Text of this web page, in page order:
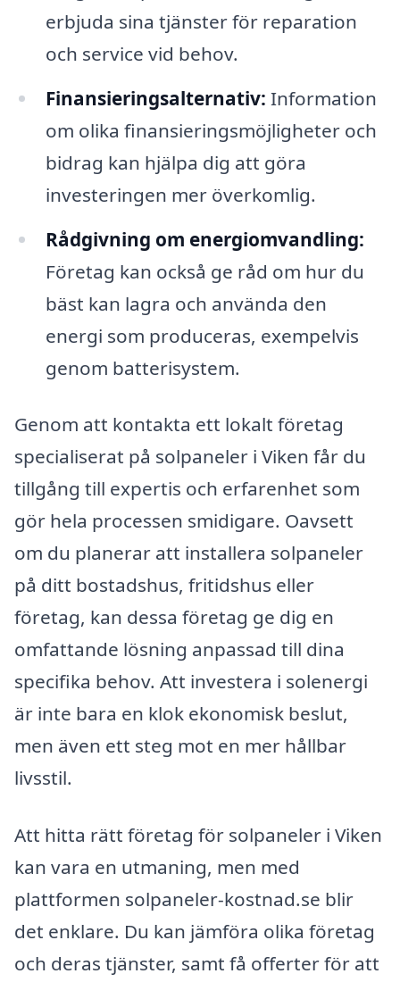
erbjuda sina tjänster för reparation
och service vid behov.
Finansieringsalternativ: Information
om olika finansieringsmöjligheter och
bidrag kan hjälpa dig att göra
investeringen mer överkomlig.
Rådgivning om energiomvandling:
Företag kan också ge råd om hur du
bäst kan lagra och använda den
energi som produceras, exempelvis
genom batterisystem.
Genom att kontakta ett lokalt företag
specialiserat på solpaneler i Viken får du
tillgång till expertis och erfarenhet som
gör hela processen smidigare. Oavsett
om du planerar att installera solpaneler
på ditt bostadshus, fritidshus eller
företag, kan dessa företag ge dig en
omfattande lösning anpassad till dina
specifika behov. Att investera i solenergi
är inte bara en klok ekonomisk beslut,
men även ett steg mot en mer hållbar
livsstil.
Att hitta rätt företag för solpaneler i Viken
kan vara en utmaning, men med
plattformen solpaneler-kostnad.se blir
det enklare. Du kan jämföra olika företag
och deras tjänster, samt få offerter för att